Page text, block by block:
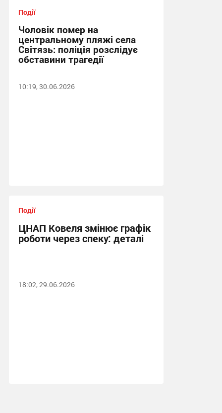
Події
Чоловік помер на
центральному пляжі села
Світязь: поліція розслідує
обставини трагедії
10:19, 30.06.2026
Події
ЦНАП Ковеля змінює графік
роботи через спеку: деталі
18:02, 29.06.2026